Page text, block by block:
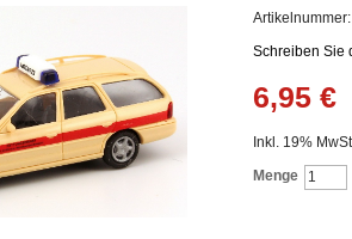
Schreiben Sie
6,95 €
Inkl. 19%
Menge